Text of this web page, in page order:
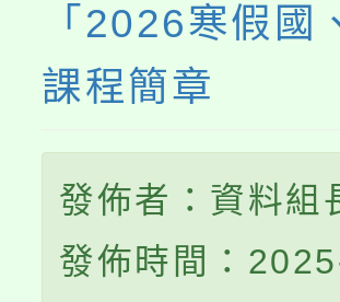
「2026寒假
課程簡章
發佈者：資料組
發佈時間：